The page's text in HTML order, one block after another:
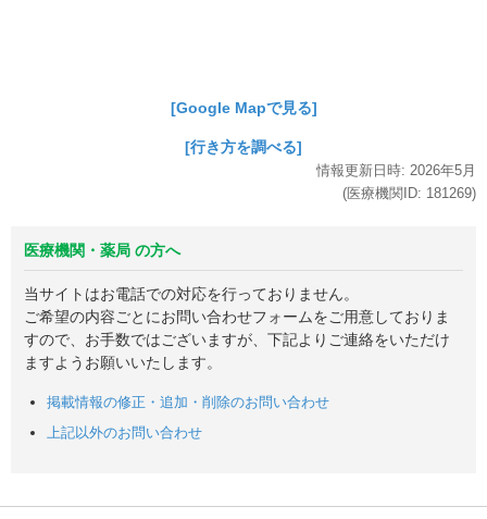
[Google Mapで見る]
[行き方を調べる]
情報更新日時: 2026年5月
(医療機関ID: 181269)
医療機関・薬局 の方へ
当サイトはお電話での対応を行っておりません。
ご希望の内容ごとにお問い合わせフォームをご用意しておりま
すので、お手数ではございますが、下記よりご連絡をいただけ
ますようお願いいたします。
掲載情報の修正・追加・削除のお問い合わせ
上記以外のお問い合わせ